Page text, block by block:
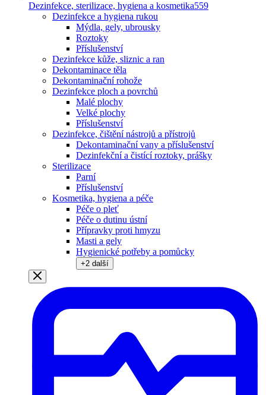
Dezinfekce, sterilizace, hygiena a kosmetika559
Dezinfekce a hygiena rukou
Mýdla, gely, ubrousky
Roztoky
Příslušenství
Dezinfekce kůže, sliznic a ran
Dekontaminace těla
Dekontaminační rohože
Dezinfekce ploch a povrchů
Malé plochy
Velké plochy
Příslušenství
Dezinfekce, čištění nástrojů a přístrojů
Dekontaminační vany a příslušenství
Dezinfekční a čistící roztoky, prášky
Sterilizace
Parní
Příslušenství
Kosmetika, hygiena a péče
Péče o pleť
Péče o dutinu ústní
Přípravky proti hmyzu
Masti a gely
Hygienické potřeby a pomůcky
+2 další